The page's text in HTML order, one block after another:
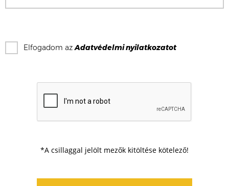
Elfogadom azAdatvédelmi nyilatkozatot
*A csillaggal jelölt mezők kitöltése kötelező!